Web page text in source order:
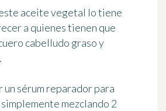
aceite vegetal lo tiene
a quienes tienen que
cabelludo graso y
un sérum reparador para
simplemente mezclando 2